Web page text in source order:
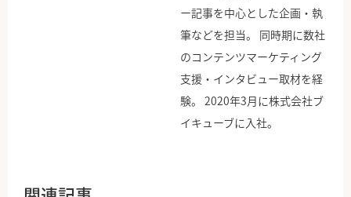
ー記事を中心とした企画・執
筆などを担当。 同時期に数社
のコンテンツマーケティング
支援・インタビュー取材を経
験。 2020年3月に株式会社ブ
イキューブに入社。